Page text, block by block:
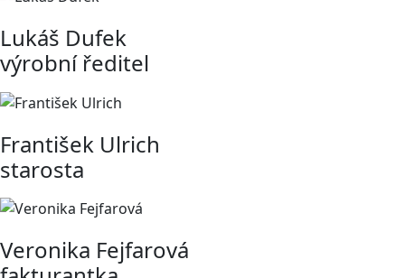
Lukáš Dufek
výrobní ředitel
František Ulrich
starosta
Veronika Fejfarová